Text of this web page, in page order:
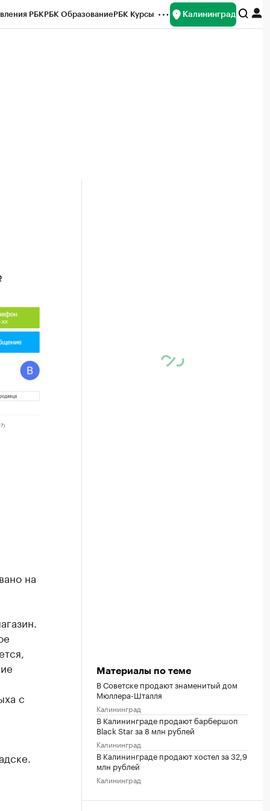
РБКРБК ОбразованиеРБК Курсы Калининград
на
с
Материалы по теме
В Советске продают знаменитый дом
Мюллера-Шталля
Калининград
В Калининграде продают барбершоп
Black Star за 8 млн рублей
Калининград
В Калининграде продают хостел за 32,9
млн рублей
Калининград